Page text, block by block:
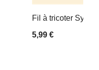
Fil à tricoter
5,99 €